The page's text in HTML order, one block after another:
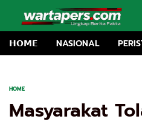
𝗛𝗢𝗠𝗘
NASIONAL
HOME
Masyarakat